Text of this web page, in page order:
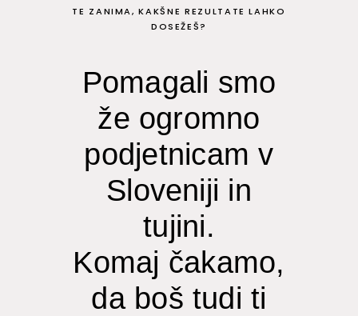
TE ZANIMA, KAKŠNE REZULTATE LAHKO
DOSEŽEŠ?
Pomagali smo
že ogromno
podjetnicam v
Sloveniji in
tujini.
Komaj čakamo,
da boš tudi ti